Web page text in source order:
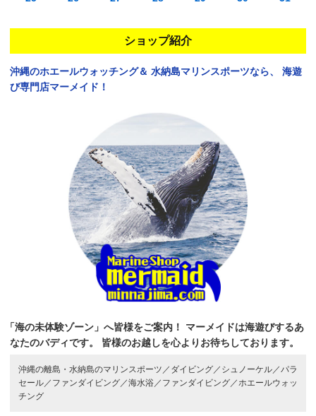
ショップ紹介
沖縄のホエールウォッチング＆ 水納島マリンスポーツなら、
海遊
び専門店マーメイド！
「海の未体験ゾーン」へ皆様をご案内！
マーメイドは海遊びするあ
なたのバディです。
皆様のお越しを心よりお待ちしております。
沖縄の離島・水納島のマリンスポーツ／ ダイビング／ シュノーケル／ パラ
セール／ ファンダイビング／海水浴／ ファンダイビング／ ホエールウォッ
チング